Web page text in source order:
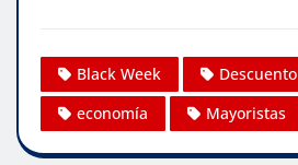
Black Week
Descuento
economía
Mayoristas